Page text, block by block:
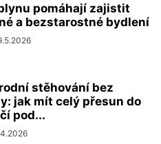
pomáhají zajistit
a bezstarostné bydlení
stěhování bez
jak mít celý přesun do
pod...